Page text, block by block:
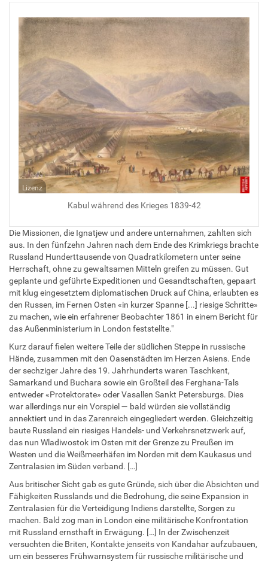
Lizenz
Kabul während des Krieges 1839-42
Die Missionen, die Ignatjew und andere unternahmen, zahlten sich
aus. In den fünfzehn Jahren nach dem Ende des Krimkriegs brachte
Russland Hunderttausende von Quadratkilometern unter seine
Herrschaft, ohne zu gewaltsamen Mitteln greifen zu müssen. Gut
geplante und geführte Expeditionen und Gesandtschaften, gepaart
mit klug eingesetztem diplomatischen Druck auf China, erlaubten es
den Russen, im Fernen Osten «in kurzer Spanne [...] riesige Schritte»
zu machen, wie ein erfahrener Beobachter 1861 in einem Bericht für
das Außenministerium in London feststellte."
Kurz darauf fielen weitere Teile der südlichen Steppe in russische
Hände, zusammen mit den Oasenstädten im Herzen Asiens. Ende
der sechziger Jahre des 19. Jahrhunderts waren Taschkent,
Samarkand und Buchara sowie ein Großteil des Ferghana-Tals
entweder «Protektorate» oder Vasallen Sankt Petersburgs. Dies
war allerdings nur ein Vorspiel — bald würden sie vollständig
annektiert und in das Zarenreich eingegliedert werden. Gleichzeitig
baute Russland ein riesiges Handels- und Verkehrsnetzwerk auf,
das nun Wladiwostok im Osten mit der Grenze zu Preußen im
Westen und die Weißmeerhäfen im Norden mit dem Kaukasus und
Zentralasien im Süden verband. […]
Aus britischer Sicht gab es gute Gründe, sich über die Absichten und
Fähigkeiten Russlands und die Bedrohung, die seine Expansion in
Zentralasien für die Verteidigung Indiens darstellte, Sorgen zu
machen. Bald zog man in London eine militärische Konfrontation
mit Russland ernsthaft in Erwägung. […] In der Zwischenzeit
versuchten die Briten, Kontakte jenseits von Kandahar aufzubauen,
um ein besseres Frühwarnsystem für russische militärische und